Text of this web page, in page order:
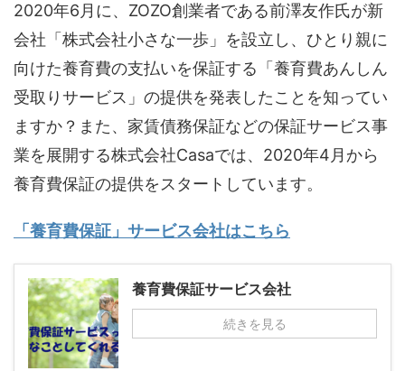
2020年6月に、ZOZO創業者である前澤友作氏が新
会社「株式会社小さな一歩」を設立し、ひとり親に
向けた養育費の支払いを保証する「養育費あんしん
受取りサービス」の提供を発表したことを知ってい
ますか？また、家賃債務保証などの保証サービス事
業を展開する株式会社Casaでは、2020年4月から
養育費保証の提供をスタートしています。
「養育費保証」サービス会社はこちら
養育費保証サービス会社
続きを見る